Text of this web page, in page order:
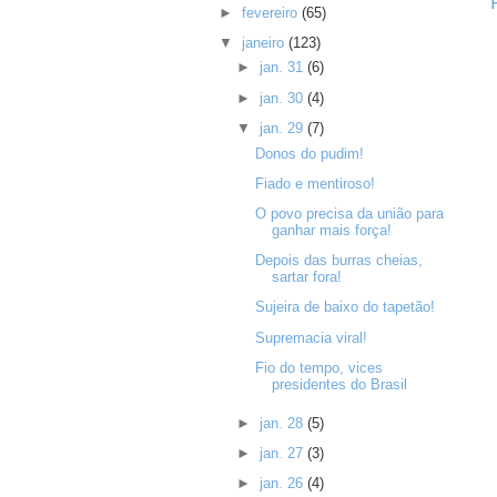
►fevereiro(65)
▼ janeiro(123)
► jan. 31 (6)
► jan. 30 (4)
▼ jan. 29 (7)
Donos do pudim!
Fiado e mentiroso!
O povo precisa da união para
ganhar mais força!
Depois das burras cheias,
sartar fora!
Sujeira de baixo do tapetão!
Supremacia viral!
Fio do tempo, vices
presidentes do Brasil
► jan. 28 (5)
► jan. 27 (3)
► jan. 26 (4)